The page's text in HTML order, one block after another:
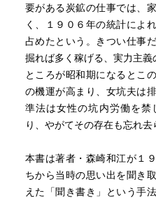
要がある炭鉱の仕事では、
く、１９０６年の統計によ
占めたという。きつい仕事
掘れば多く稼げる、実力主義
ところが昭和期になるとこ
の機運が高まり、女坑夫は
準法は女性の坑内労働を禁
り、やがてその存在も忘れ去
本書は著者・森崎和江が１
ちから当時の思い出を聞き
えた「聞き書き」という手